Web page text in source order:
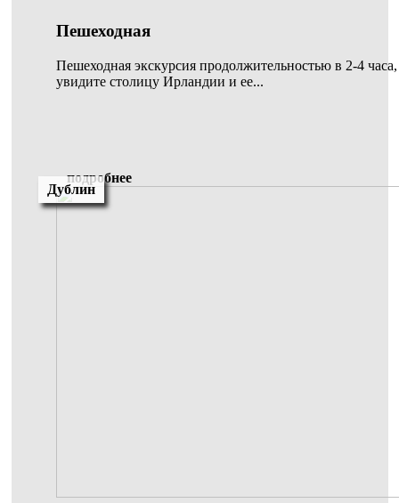
Пешеходная
Пешеходная экскурсия продолжительностью в 2-4
увидите столицу Ирландии и ее...
подробнее
Дублин